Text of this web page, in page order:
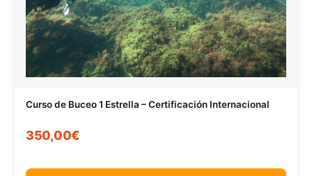
Curso de Buceo 1 Estrella – Certificación Internacional
350,00€